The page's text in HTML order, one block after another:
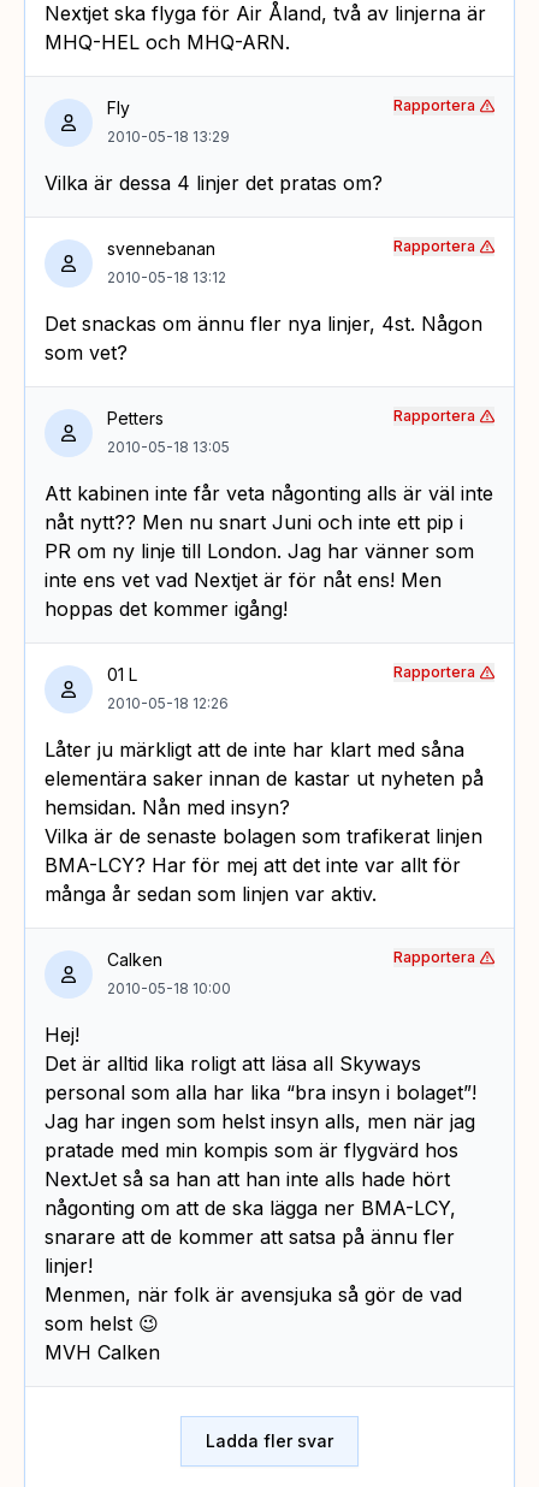
Nextjet ska flyga för Air Åland, två av linjerna är
MHQ-HEL och MHQ-ARN.
Fly
2010-05-18 13:29
Vilka är dessa 4 linjer det pratas om?
Rapportera
svennebanan
2010-05-18 13:12
Det snackas om ännu fler nya linjer, 4st. Någon
som vet?
Rapportera
Petters
2010-05-18 13:05
Att kabinen inte får veta någonting alls är väl inte
nåt nytt?? Men nu snart Juni och inte ett pip i
PR om ny linje till London. Jag har vänner som
inte ens vet vad Nextjet är för nåt ens! Men
hoppas det kommer igång!
Rapportera
01 L
2010-05-18 12:26
Låter ju märkligt att de inte har klart med såna
elementära saker innan de kastar ut nyheten på
hemsidan. Nån med insyn?
Vilka är de senaste bolagen som trafikerat linjen
BMA-LCY? Har för mej att det inte var allt för
många år sedan som linjen var aktiv.
Rapportera
Calken
2010-05-18 10:00
Hej!
Det är alltid lika roligt att läsa all Skyways
personal som alla har lika “bra insyn i bolaget”!
Jag har ingen som helst insyn alls, men när jag
pratade med min kompis som är flygvärd hos
NextJet så sa han att han inte alls hade hört
någonting om att de ska lägga ner BMA-LCY,
snarare att de kommer att satsa på ännu fler
linjer!
Menmen, när folk är avensjuka så gör de vad
som helst 😉
MVH Calken
Rapportera
Ladda fler svar